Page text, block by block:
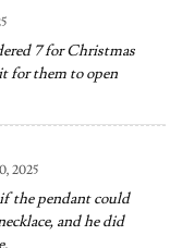
7 for Christmas
for them to open
2025
the pendant could
and he did